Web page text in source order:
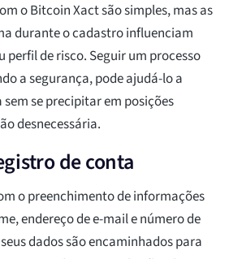
o Bitcoin Xact são simples, mas as
durante o cadastro influenciam
de risco. Seguir um processo
a segurança, pode ajudá-lo a
se precipitar em posições
desnecessária.
de conta
o preenchimento de informações
endereço de e-mail e número de
dados são encaminhados para